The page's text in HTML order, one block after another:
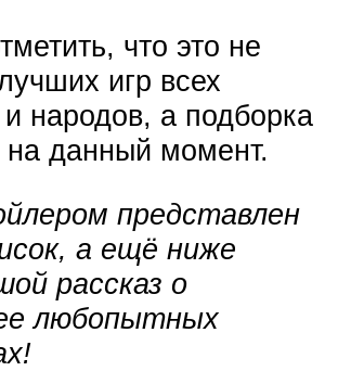
что это не
игр всех
народов, а подборка
данный момент.
представлен
а ещё ниже
рассказ о
любопытных